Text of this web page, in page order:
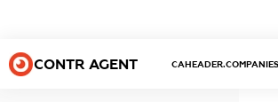
CONTR AGENT CAHEADER.COMPANIES